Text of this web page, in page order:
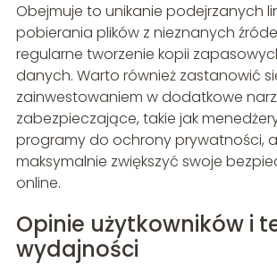
Obejmuje to unikanie podejrzanych
pobierania plików z nieznanych
regularne tworzenie kopii
danych. Warto również zastanowić
zainwestowaniem w dodatkowe
zabezpieczające, takie jak
programy do ochrony prywatności,
maksymalnie zwiększyć swoje
online.
Opinie użytkowników i
wydajności